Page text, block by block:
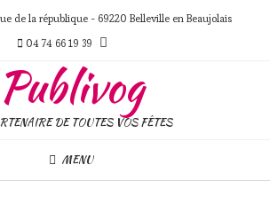
de la république - 69220 Belleville en Beaujolais
04 74 66 19 39
Publivog
DE TOUTES VOS FÊTES
MENU